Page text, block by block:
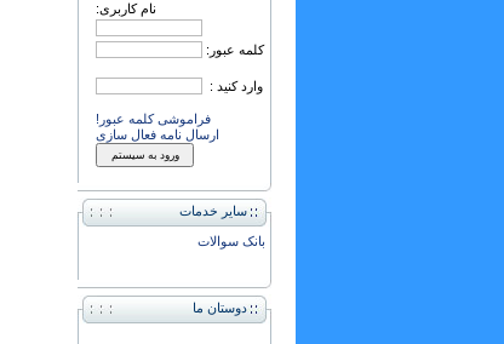
نام کاربری:
کلمه عبور:
وارد کنید :
فراموشی کلمه عبور!
ارسال نامه فعال سازی
سایر خدمات
بانک سوالات
دوستان ما